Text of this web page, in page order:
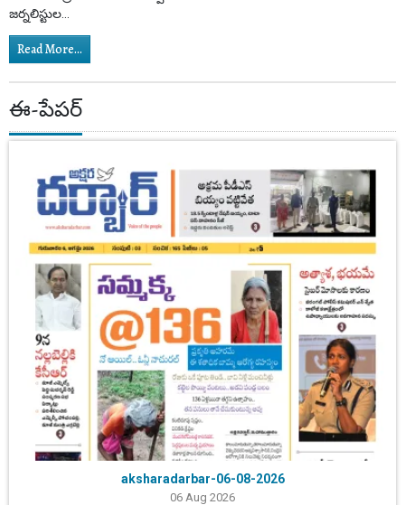
జర్నలిస్టుల...
Read More...
ఈ-పేపర్‌
aksharadarbar-06-08-2026
06 Aug 2026